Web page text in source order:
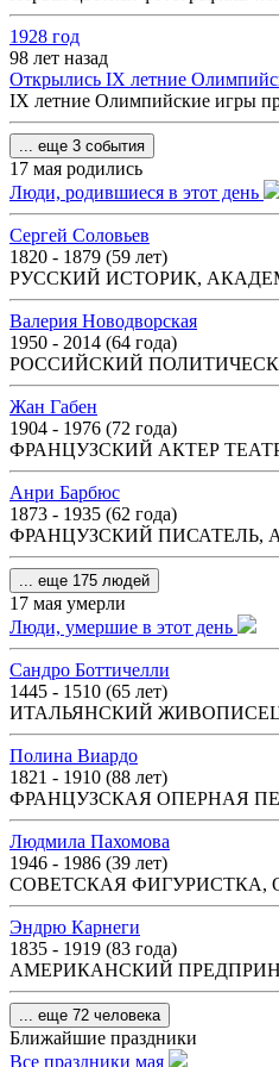
1928 год
98 лет назад
Открылись IX летние
IX летние Олимпийские игры
... еще 3 события
17 мая родились
Люди, родившиеся в этот день
Сергей Соловьев
1820 - 1879 (59 лет)
РУССКИЙ ИСТОРИК,
Валерия Новодворская
1950 - 2014 (64 года)
РОССИЙСКИЙ
Жан Габен
1904 - 1976 (72 года)
ФРАНЦУЗСКИЙ АКТЕР
Анри Барбюс
1873 - 1935 (62 года)
ФРАНЦУЗСКИЙ ПИСАТЕЛЬ,
... еще 175 людей
17 мая умерли
Люди, умершие в этот день
Сандро Боттичелли
1445 - 1510 (65 лет)
ИТАЛЬЯНСКИЙ
Полина Виардо
1821 - 1910 (88 лет)
ФРАНЦУЗСКАЯ ОПЕРНАЯ
Людмила Пахомова
1946 - 1986 (39 лет)
СОВЕТСКАЯ
Эндрю Карнеги
1835 - 1919 (83 года)
АМЕРИКАНСКИЙ
... еще 72 человека
Ближайшие праздники
Все праздники мая